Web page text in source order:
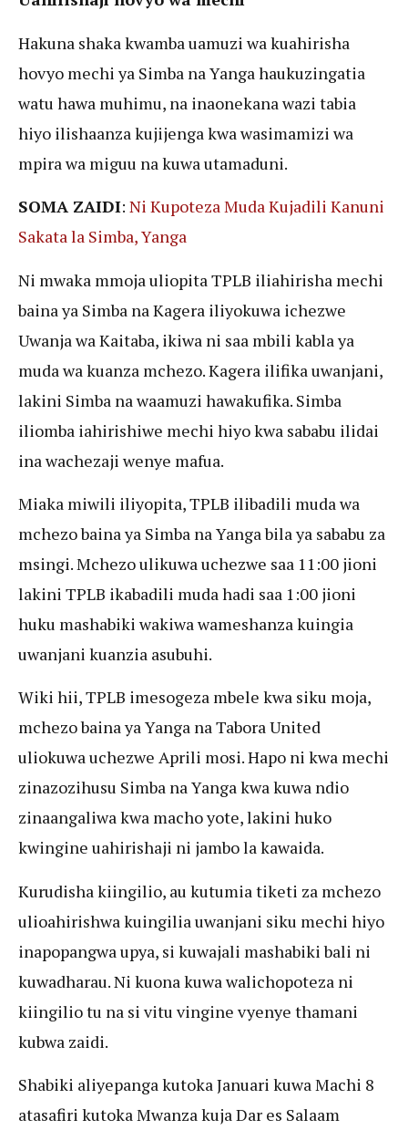
Hakuna shaka kwamba uamuzi wa kuahirisha
hovyo mechi ya Simba na Yanga haukuzingatia
watu hawa muhimu, na inaonekana wazi tabia
hiyo ilishaanza kujijenga kwa wasimamizi wa
mpira wa miguu na kuwa utamaduni.
SOMA ZAIDI: Ni Kupoteza Muda Kujadili Kanuni
Sakata la Simba, Yanga
Ni mwaka mmoja uliopita TPLB iliahirisha mechi
baina ya Simba na Kagera iliyokuwa ichezwe
Uwanja wa Kaitaba, ikiwa ni saa mbili kabla ya
muda wa kuanza mchezo. Kagera ilifika uwanjani,
lakini Simba na waamuzi hawakufika. Simba
iliomba iahirishiwe mechi hiyo kwa sababu ilidai
ina wachezaji wenye mafua.
Miaka miwili iliyopita, TPLB ilibadili muda wa
mchezo baina ya Simba na Yanga bila ya sababu za
msingi. Mchezo ulikuwa uchezwe saa 11:00 jioni
lakini TPLB ikabadili muda hadi saa 1:00 jioni
huku mashabiki wakiwa wameshanza kuingia
uwanjani kuanzia asubuhi.
Wiki hii, TPLB imesogeza mbele kwa siku moja,
mchezo baina ya Yanga na Tabora United
uliokuwa uchezwe Aprili mosi. Hapo ni kwa mechi
zinazozihusu Simba na Yanga kwa kuwa ndio
zinaangaliwa kwa macho yote, lakini huko
kwingine uahirishaji ni jambo la kawaida.
Kurudisha kiingilio, au kutumia tiketi za mchezo
ulioahirishwa kuingilia uwanjani siku mechi hiyo
inapopangwa upya, si kuwajali mashabiki bali ni
kuwadharau. Ni kuona kuwa walichopoteza ni
kiingilio tu na si vitu vingine vyenye thamani
kubwa zaidi.
Shabiki aliyepanga kutoka Januari kuwa Machi 8
atasafiri kutoka Mwanza kuja Dar es Salaam